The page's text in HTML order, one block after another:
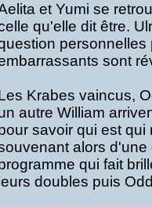
et Yumi se
qu'elle dit être.
personnelles
sont
Krabes vaincus,
autre William
savoir qui est
alors
qui fait
leurs doubles puis